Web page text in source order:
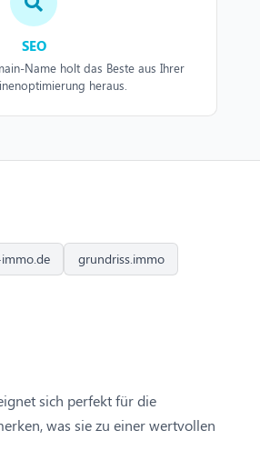
SEO
Name holt das Beste aus Ihrer
heraus.
grundriss.immo
sich perfekt für die
was sie zu einer wertvollen